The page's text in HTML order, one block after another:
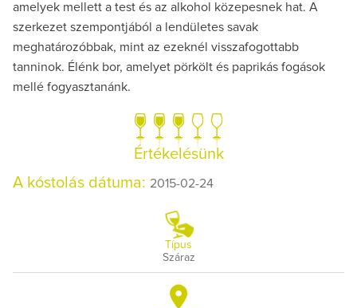
amelyek mellett a test és az alkohol közepesnek hat. A
szerkezet szempontjából a lendületes savak
meghatározóbbak, mint az ezeknél visszafogottabb
tanninok. Élénk bor, amelyet pörkölt és paprikás fogások
mellé fogyasztanánk.
Értékelésünk
A kóstolás dátuma: 2015-02-24
Típus
Száraz